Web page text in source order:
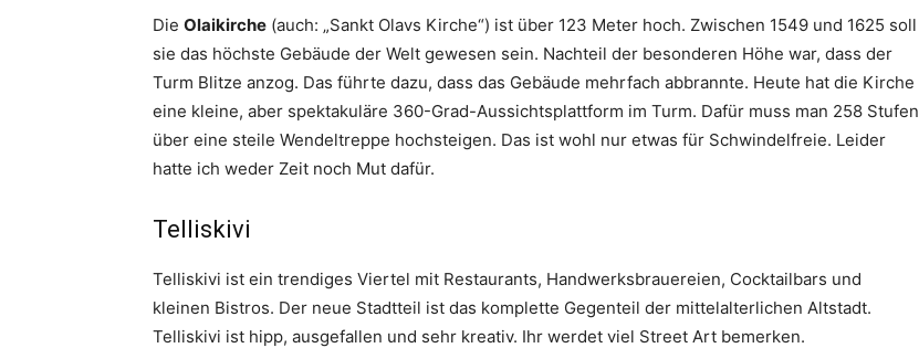
Die Olaikirche (auch: „Sankt Olavs Kirche“) ist über 123 Meter hoch. Zwischen 1549 und 1625 soll
sie das höchste Gebäude der Welt gewesen sein. Nachteil der besonderen Höhe war, dass der
Turm Blitze anzog. Das führte dazu, dass das Gebäude mehrfach abbrannte. Heute hat die Kirche
eine kleine, aber spektakuläre 360-Grad-Aussichtsplattform im Turm. Dafür muss man 258 Stufen
über eine steile Wendeltreppe hochsteigen. Das ist wohl nur etwas für Schwindelfreie. Leider
hatte ich weder Zeit noch Mut dafür.
Telliskivi
Telliskivi ist ein trendiges Viertel mit Restaurants, Handwerksbrauereien, Cocktailbars und
kleinen Bistros. Der neue Stadtteil ist das komplette Gegenteil der mittelalterlichen Altstadt.
Telliskivi ist hipp, ausgefallen und sehr kreativ. Ihr werdet viel Street Art bemerken.